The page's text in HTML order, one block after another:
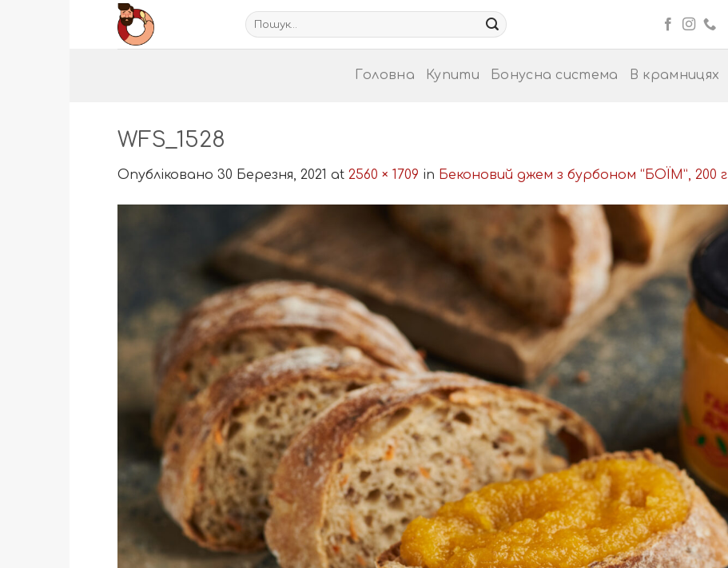
Пропустити
Шукати:
Головна Купити Бонусна система В крамницях
WFS_1528
Опубліковано 30 Березня, 2021 at 2560 × 1709 in Беконовий джем з бурбоном “БОЇМ”, 200 г